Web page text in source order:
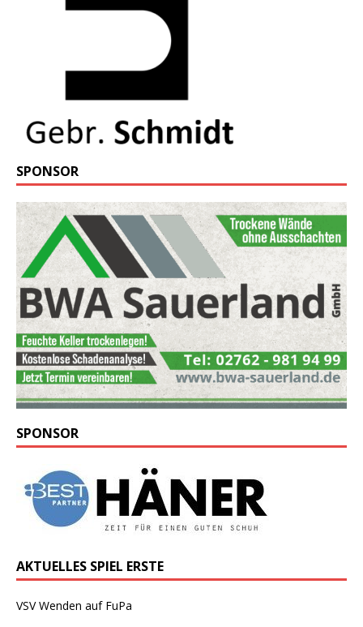
SPONSOR
SPONSOR
AKTUELLES SPIEL ERSTE
VSV Wenden auf FuPa